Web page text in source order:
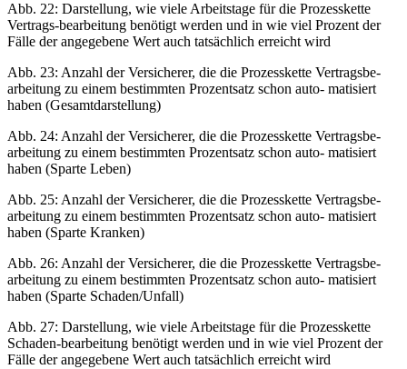
Abb. 22: Darstellung, wie viele Arbeitstage für die Prozesskette
Vertrags-bearbeitung benötigt werden und in wie viel Prozent der
Fälle der angegebene Wert auch tatsächlich erreicht wird
Abb. 23: Anzahl der Versicherer, die die Prozesskette Vertragsbe-
arbeitung zu einem bestimmten Prozentsatz schon auto- matisiert
haben (Gesamtdarstellung)
Abb. 24: Anzahl der Versicherer, die die Prozesskette Vertragsbe-
arbeitung zu einem bestimmten Prozentsatz schon auto- matisiert
haben (Sparte Leben)
Abb. 25: Anzahl der Versicherer, die die Prozesskette Vertragsbe-
arbeitung zu einem bestimmten Prozentsatz schon auto- matisiert
haben (Sparte Kranken)
Abb. 26: Anzahl der Versicherer, die die Prozesskette Vertragsbe-
arbeitung zu einem bestimmten Prozentsatz schon auto- matisiert
haben (Sparte Schaden/Unfall)
Abb. 27: Darstellung, wie viele Arbeitstage für die Prozesskette
Schaden-bearbeitung benötigt werden und in wie viel Prozent der
Fälle der angegebene Wert auch tatsächlich erreicht wird